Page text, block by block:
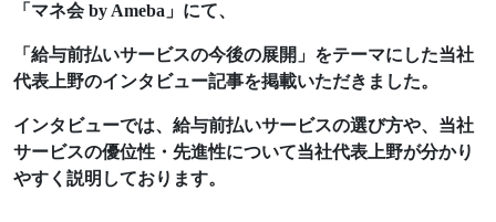
「マネ会 by Ameba」にて、
「給与前払いサービスの今後の展開」をテーマにした当社
代表上野のインタビュー記事を掲載いただきました。
インタビューでは、給与前払いサービスの選び方や、当社
サービスの優位性・先進性について当社代表上野が分かり
やすく説明しております。